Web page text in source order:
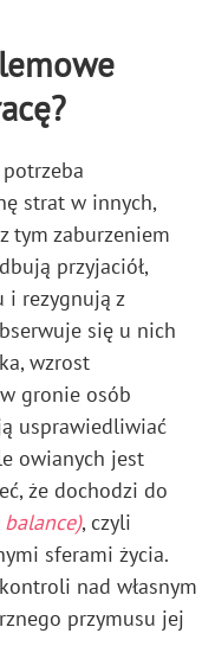
strat w innych,
tym zaburzeniem
przyjaciół,
i rezygnują z
się u nich
wzrost
gronie osób
usprawiedliwiać
owianych jest
że dochodzi do
, czyli
sferami życia.
nad własnym
przymusu jej